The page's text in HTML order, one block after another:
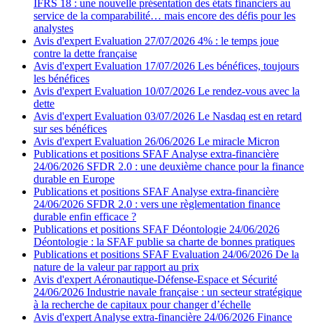
IFRS 18 : une nouvelle présentation des états financiers au
service de la comparabilité… mais encore des défis pour les
analystes
Avis d'expert Evaluation 27/07/2026 4% : le temps joue
contre la dette française
Avis d'expert Evaluation 17/07/2026 Les bénéfices, toujours
les bénéfices
Avis d'expert Evaluation 10/07/2026 Le rendez-vous avec la
dette
Avis d'expert Evaluation 03/07/2026 Le Nasdaq est en retard
sur ses bénéfices
Avis d'expert Evaluation 26/06/2026 Le miracle Micron
Publications et positions SFAF Analyse extra-financière
24/06/2026 SFDR 2.0 : une deuxième chance pour la finance
durable en Europe
Publications et positions SFAF Analyse extra-financière
24/06/2026 SFDR 2.0 : vers une règlementation finance
durable enfin efficace ?
Publications et positions SFAF Déontologie 24/06/2026
Déontologie : la SFAF publie sa charte de bonnes pratiques
Publications et positions SFAF Evaluation 24/06/2026 De la
nature de la valeur par rapport au prix
Avis d'expert Aéronautique-Défense-Espace et Sécurité
24/06/2026 Industrie navale française : un secteur stratégique
à la recherche de capitaux pour changer d’échelle
Avis d'expert Analyse extra-financière 24/06/2026 Finance